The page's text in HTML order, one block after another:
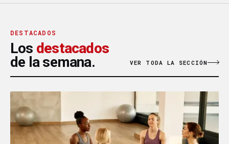
DESTACADOS
Los destacados
de la semana.
VER TODA LA SECCIÓN